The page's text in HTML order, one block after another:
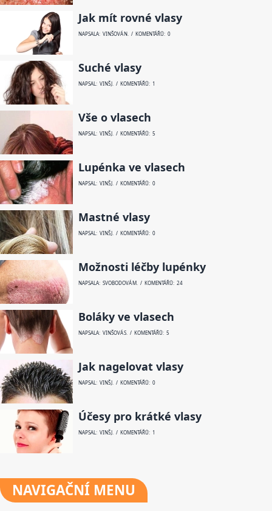
Jak mít rovné vlasy
NAPSALA: VINŠOVÁ N. / KOMENTÁŘŮ: 0
Suché vlasy
NAPSAL: VINŠ J. / KOMENTÁŘŮ: 1
Vše o vlasech
NAPSAL: VINŠ J. / KOMENTÁŘŮ: 5
Lupénka ve vlasech
NAPSAL: VINŠ J. / KOMENTÁŘŮ: 0
Mastné vlasy
NAPSAL: VINŠ J. / KOMENTÁŘŮ: 0
Možnosti léčby lupénky
NAPSALA: SVOBODOVÁ M. / KOMENTÁŘŮ: 24
Boláky ve vlasech
NAPSALA: VINŠOVÁ S. / KOMENTÁŘŮ: 5
Jak nagelovat vlasy
NAPSAL: VINŠ J. / KOMENTÁŘŮ: 0
Účesy pro krátké vlasy
NAPSAL: VINŠ J. / KOMENTÁŘŮ: 1
NAVIGAČNÍ MENU